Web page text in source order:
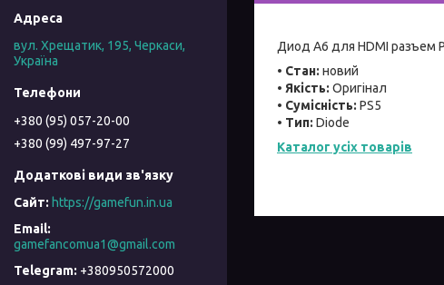
Диод A6 для HDMI разъем
• Стан: новий
• Якість: Оригінал
• Сумісність: PS5
• Тип: Diode
Каталог усіх товарів
вул. Хрещатик, 195, Черкаси,
Україна
+380 (95) 057-20-00
+380 (99) 497-97-27
https://gamefun.in.ua
gamefancomua1@gmail.com
+380950572000